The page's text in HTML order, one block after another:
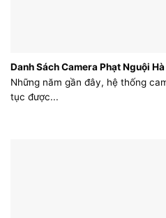
Danh Sách Camera Phạt Nguội
Những năm gần đây, hệ thống
tục được...